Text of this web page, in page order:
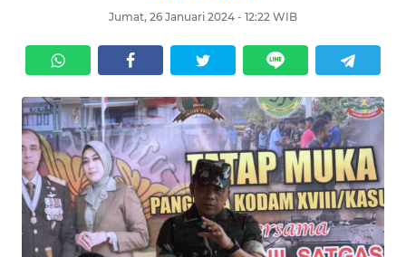
Jumat, 26 Januari 2024 - 12:22 WIB
SERBI
OPINI
Informasi
INDEKS
BERITA
KONTAK